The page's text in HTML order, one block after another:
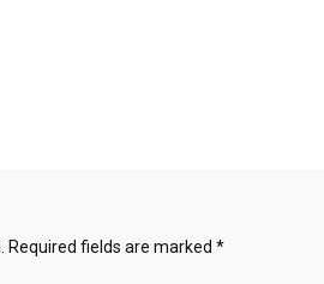
Required fields are marked *